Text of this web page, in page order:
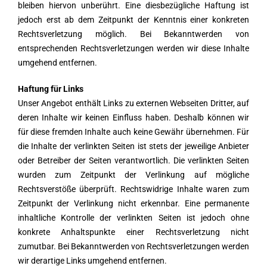
bleiben hiervon unberührt. Eine diesbezügliche Haftung ist
jedoch erst ab dem Zeitpunkt der Kenntnis einer konkreten
Rechtsverletzung möglich. Bei Bekanntwerden von
entsprechenden Rechtsverletzungen werden wir diese Inhalte
umgehend entfernen.
Haftung für Links
Unser Angebot enthält Links zu externen Webseiten Dritter, auf
deren Inhalte wir keinen Einfluss haben. Deshalb können wir
für diese fremden Inhalte auch keine Gewähr übernehmen. Für
die Inhalte der verlinkten Seiten ist stets der jeweilige Anbieter
oder Betreiber der Seiten verantwortlich. Die verlinkten Seiten
wurden zum Zeitpunkt der Verlinkung auf mögliche
Rechtsverstöße überprüft. Rechtswidrige Inhalte waren zum
Zeitpunkt der Verlinkung nicht erkennbar. Eine permanente
inhaltliche Kontrolle der verlinkten Seiten ist jedoch ohne
konkrete Anhaltspunkte einer Rechtsverletzung nicht
zumutbar. Bei Bekanntwerden von Rechtsverletzungen werden
wir derartige Links umgehend entfernen.